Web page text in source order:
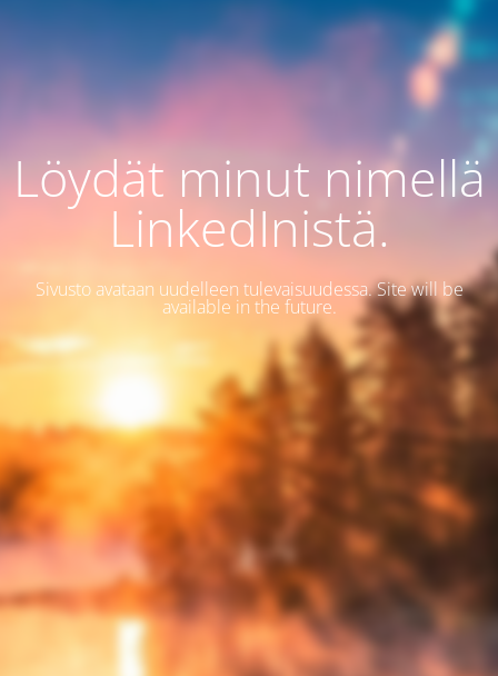
Löydät minut nimellä
LinkedInistä.
Sivusto avataan uudelleen tulevaisuudessa. Site will be
available in the future.